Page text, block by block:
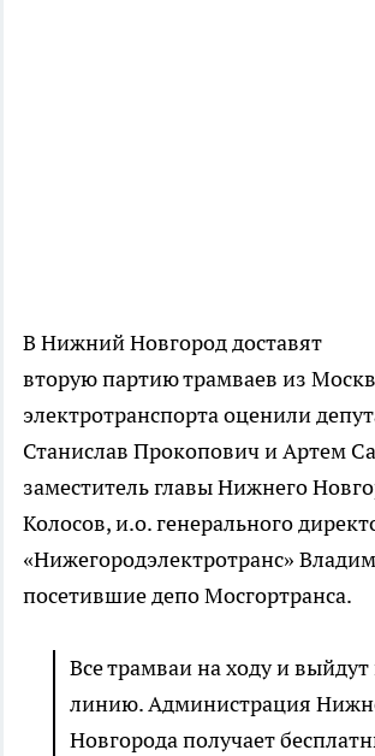
В Нижний Новгород доставят
вторую партию трамваев из
электротранспорта оценили
Станислав Прокопович и Артем
заместитель главы Нижнего
Колосов, и.о. генерального
«Нижегородэлектротранс»
посетившие депо Мосгортранса.
Все трамваи на ходу и выйдут
линию. Администрация
Новгорода получает